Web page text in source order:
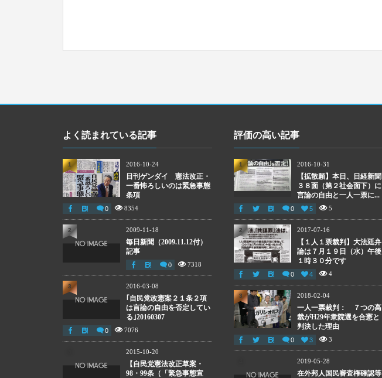
よく読まれている記事
2016-10-24
日刊ゲンダイ 憲法改正・
一番怖ろしいのは緊急事態
条項
0 8354
1
2009-11-18
毎日新聞（2009.11.12付）
記事
0 7318
2
2016-03-08
｢自民党改憲案２１条２項
は言論の自由を否定してい
る｣20160307
0 7076
3
2015-10-20
【自民党憲法改正草案・
98・99条（「緊急事態宣
評価の高い記事
2016-10-31
【拡散願】本日、日経新聞
３８面（第２社会面下）に
言論の自由と一人一票に...
0 5 5
1
2017-07-16
【１人１票裁判】大法廷弁
論は７月１９日（水）午後
１時３０分です
0 4 4
2
2018-02-04
一人一票裁判： ７つの高
裁がH29年衆院選を合憲と
判決した理由
0 3 3
3
2019-05-28
在外邦人国民審査権確認等